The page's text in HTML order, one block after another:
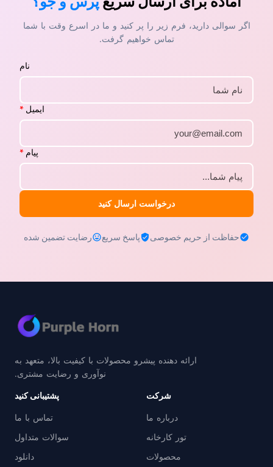
اگر سوالی دارید، فرم زیر را پر کنید و ما در اسرع وقت با شما
تماس خواهیم گرفت.
نام
ایمیل *
پیام *
درخواست ارسال کنید
حفاظت از حریم خصوصی پاسخ سریع رضایت تضمین شده
ارائه دهنده پیشرو محصولات با کیفیت بالا، متعهد به
نوآوری و رضایت مشتری.
شرکت
درباره ما
تور کارخانه
محصولات
پشتیبانی کنید
تماس با ما
سوالات متداول
دانلود